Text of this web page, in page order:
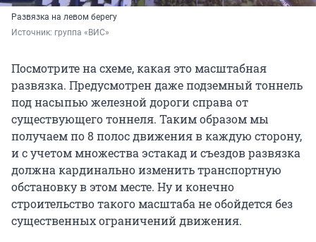
Развязка на левом берегу
Источник: группа «ВИС»
Посмотрите на схеме, какая это масштабная
развязка. Предусмотрен даже подземный тоннель
под насыпью железной дороги справа от
существующего тоннеля. Таким образом мы
получаем по 8 полос движения в каждую сторону,
и с учетом множества эстакад и съездов развязка
должна кардинально изменить транспортную
обстановку в этом месте. Ну и конечно
строительство такого масштаба не обойдется без
существенных ограничений движения.